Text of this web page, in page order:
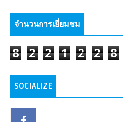
จำนวนการเยี่ยมชม
8 2 2 1 2 2 8
SOCIALIZE